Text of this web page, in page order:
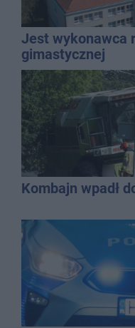
Jest wykonawca
gimastycznej
Kombajn wpadł